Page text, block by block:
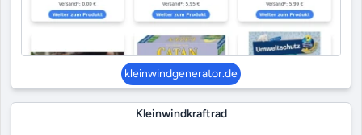
kleinwindgenerator.de
Kleinwindkraftrad